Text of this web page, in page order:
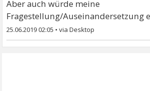
Aber auch würde meine
Fragestellung/Auseinandersetzung
25.06.2019 02:05 •